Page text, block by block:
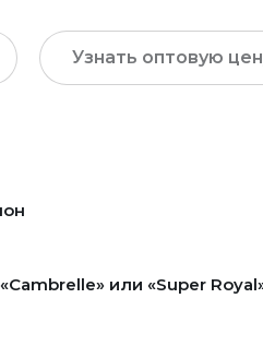
Узнать оптовую
или «Super